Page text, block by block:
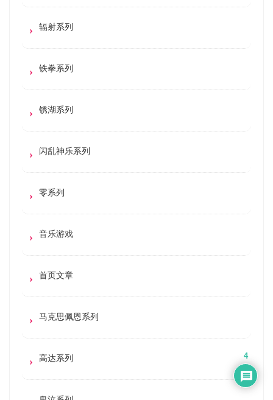
辐射系列
铁拳系列
锈湖系列
闪乱神乐系列
零系列
音乐游戏
首页文章
马克思佩恩系列
高达系列 4